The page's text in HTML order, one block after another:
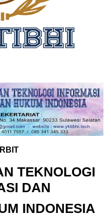
TEKNOLOGI
DAN
INDONESIA